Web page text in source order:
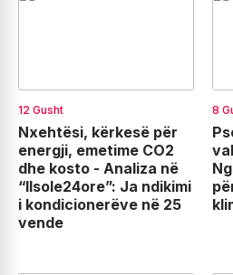
12 Gusht
Nxehtësi, kërkesë për
energji, emetime CO2
dhe kosto - Analiza në
“Ilsole24ore”: Ja ndikimi
i kondicionerëve në 25
vende
8